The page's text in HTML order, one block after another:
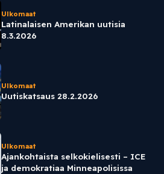
Ulkomaat
Latinalaisen Amerikan uutisia
8.3.2026
Ulkomaat
Uutiskatsaus 28.2.2026
Ulkomaat
Ajankohtaista selkokielisesti – ICE
ja demokratiaa Minneapolisissa